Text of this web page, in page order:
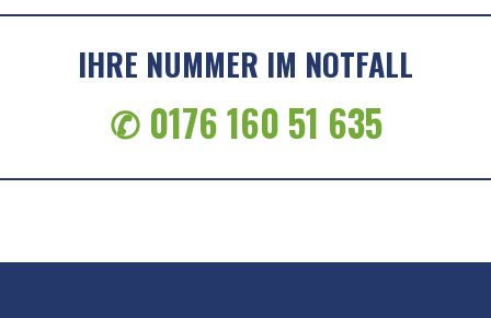
IHRE NUMMER IM NOTFALL
✆ 0176 160 51 635